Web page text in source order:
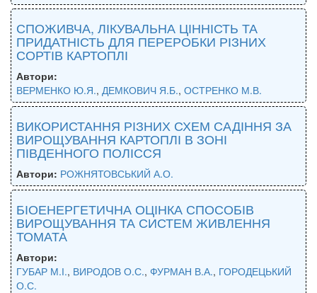
СПОЖИВЧА, ЛІКУВАЛЬНА ЦІННІСТЬ ТА
ПРИДАТНІСТЬ ДЛЯ ПЕРЕРОБКИ РІЗНИХ
СОРТІВ КАРТОПЛІ
Автори:
ВЕРМЕНКО Ю.Я., ДЕМКОВИЧ Я.Б., ОСТРЕНКО М.В.
ВИКОРИСТАННЯ РІЗНИХ СХЕМ САДІННЯ ЗА
ВИРОЩУВАННЯ КАРТОПЛІ В ЗОНІ
ПІВДЕННОГО ПОЛІССЯ
Автори: РОЖНЯТОВСЬКИЙ А.О.
БІОЕНЕРГЕТИЧНА ОЦІНКА СПОСОБІВ
ВИРОЩУВАННЯ ТА СИСТЕМ ЖИВЛЕННЯ
ТОМАТА
Автори:
ГУБАР М.І., ВИРОДОВ О.С., ФУРМАН В.А., ГОРОДЕЦЬКИЙ
О.С.